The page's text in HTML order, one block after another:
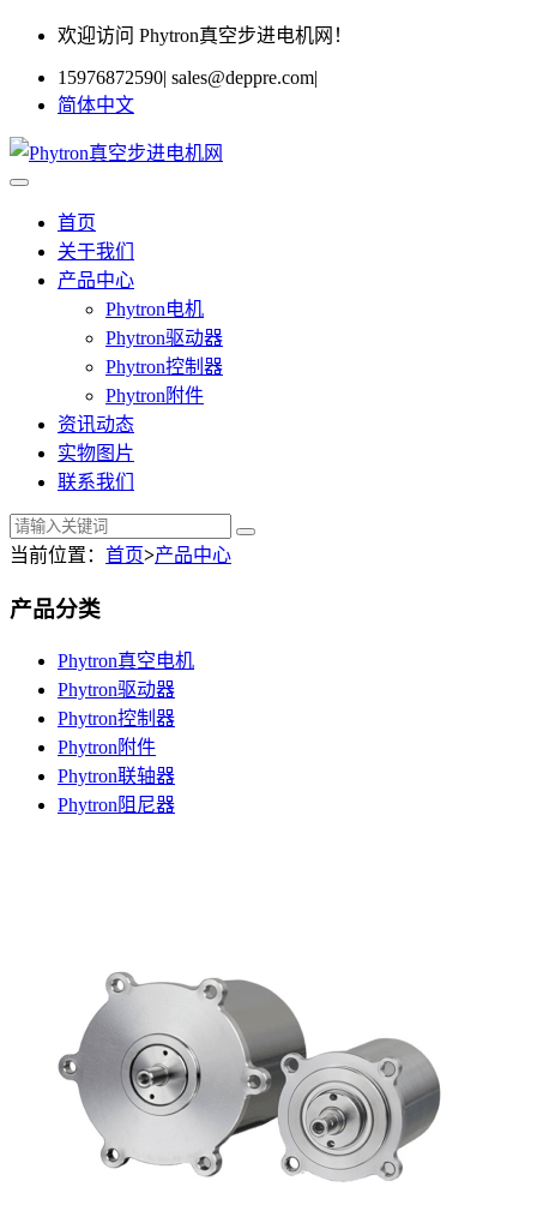
欢迎访问 Phytron真空步进电机网！
15976872590| sales@deppre.com|
简体中文
首页
关于我们
产品中心
Phytron电机
Phytron驱动器
Phytron控制器
Phytron附件
资讯动态
实物图片
联系我们
当前位置： 首页>产品中心
产品分类
Phytron真空电机
Phytron驱动器
Phytron控制器
Phytron附件
Phytron联轴器
Phytron阻尼器